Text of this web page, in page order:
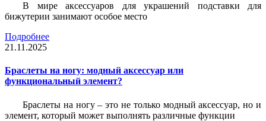
В мире аксессуаров для украшений подставки для
бижутерии занимают особое место
Подробнее
21.11.2025
Браслеты на ногу: модный аксессуар или
функциональный элемент?
Браслеты на ногу – это не только модный аксессуар, но и
элемент, который может выполнять различные функции